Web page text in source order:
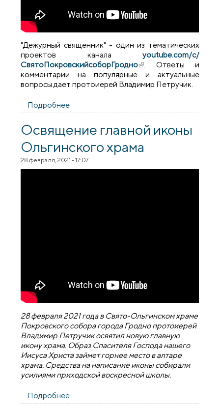
"Дежурный священник" - один из тематических
проектов канала youtube.com/c/
СвятоПокровскийсоборГродно(внешняя ссылка)
. Ответы и
комментарии на популярные и актуальные
вопросы дает протоиерей Владимир Петручик.
Подробнее
Пост. История и цели воздержания)
Освящение главной иконы
Ольгинского храма
28 февраля, 2021 - 17:07
28 февраля 2021 года в Свято-Ольгинском храме
Покровского собора города Гродно протоиерей
Владимир Петручик освятил новую главную
икону храма. Образ Спасителя Господа нашего
Иисуса Христа займет горнее место в алтаре
храма. Средства на написание иконы собирали
усилиями приходской воскресной школы.
Подробнее
Ольгинского храма